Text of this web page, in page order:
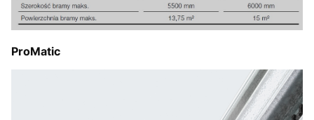
ProMatic